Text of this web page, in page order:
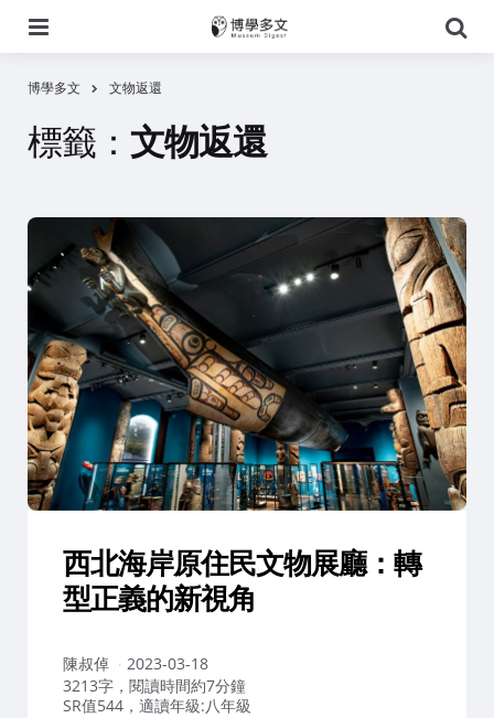
尋
博學多文 文物返還
標籤： 文物返還
西北海岸原住民文物展廳：轉
型正義的新視角
作
者：
陳叔倬
2023-03-18
3213字，閱讀時間約7分鐘
SR值544，適讀年級:八年級